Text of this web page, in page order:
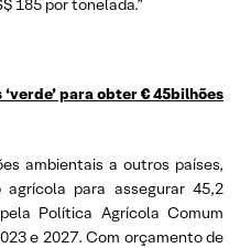
185 por tonelada.”
para obter € 45bilhões
ambientais a outros países,
agrícola para assegurar 45,2
Política Agrícola Comum
e 2027. Com orçamento de